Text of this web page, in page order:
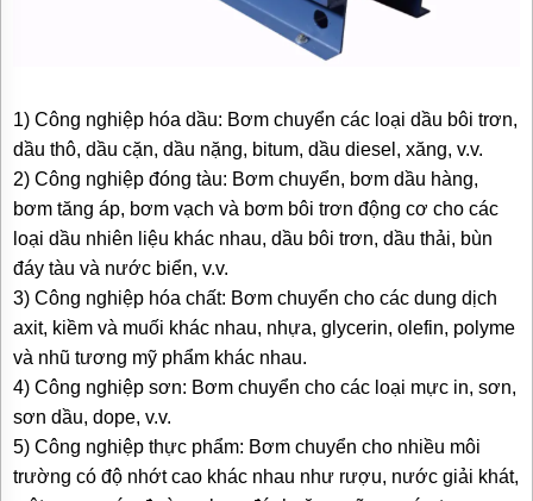
1) Công nghiệp hóa dầu: Bơm chuyển các loại dầu bôi trơn,
dầu thô, dầu cặn, dầu nặng, bitum, dầu diesel, xăng, v.v.
2) Công nghiệp đóng tàu: Bơm chuyển, bơm dầu hàng,
bơm tăng áp, bơm vạch và bơm bôi trơn động cơ cho các
loại dầu nhiên liệu khác nhau, dầu bôi trơn, dầu thải, bùn
đáy tàu và nước biển, v.v.
3) Công nghiệp hóa chất: Bơm chuyển cho các dung dịch
axit, kiềm và muối khác nhau, nhựa, glycerin, olefin, polyme
và nhũ tương mỹ phẩm khác nhau.
4) Công nghiệp sơn: Bơm chuyển cho các loại mực in, sơn,
sơn dầu, dope, v.v.
5) Công nghiệp thực phẩm: Bơm chuyển cho nhiều môi
trường có độ nhớt cao khác nhau như rượu, nước giải khát,